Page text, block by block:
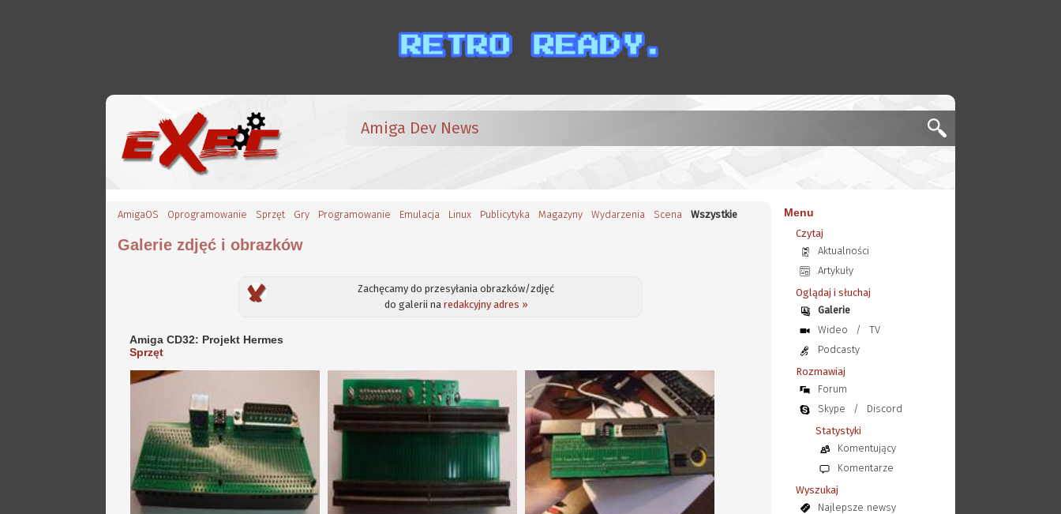
Amiga Dev News
AmigaOS Oprogramowanie Sprzęt Gry Programowanie Emulacja Linux Publicytyka Magazyny Wydarzenia Scena Wszystkie
Galerie zdjęć i obrazków
Zachęcamy do przesyłania obrazków/zdjęć
do galerii na redakcyjny adres »
Amiga CD32: Projekt Hermes
Sprzęt
Menu
Czytaj
Aktualności
Artykuły
Oglądaj i słuchaj
Galerie
Wideo
/
TV
Podcasty
Rozmawiaj
Forum
Skype
/
Discord
Statystyki
Komentujący
Komentarze
Wyszukaj
Najlepsze newsy